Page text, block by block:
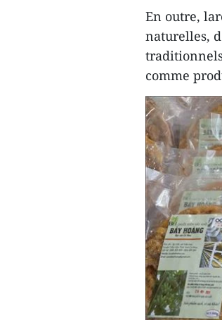
En outre,
naturelles,
comme